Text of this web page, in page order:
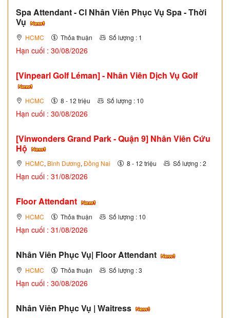
Spa Attendant - Cl Nhân Viên Phục Vụ Spa - Thời
Vụ
HCMC Thỏa thuận Số lượng : 1
Hạn cuối : 30/08/2026
[Vinpearl Golf Léman] - Nhân Viên Dịch Vụ Golf
HCMC 8 - 12 triệu Số lượng : 10
Hạn cuối : 30/08/2026
[Vinwonders Grand Park - Quận 9] Nhân Viên Cứu
Hộ
HCMC, Bình Dương, Đồng Nai 8 - 12 triệu Số lượng : 2
Hạn cuối : 31/08/2026
Floor Attendant
HCMC Thỏa thuận Số lượng : 10
Hạn cuối : 31/08/2026
Nhân Viên Phục Vụ| Floor Attendant
HCMC Thỏa thuận Số lượng : 3
Hạn cuối : 30/08/2026
Nhân Viên Phục Vụ | Waitress